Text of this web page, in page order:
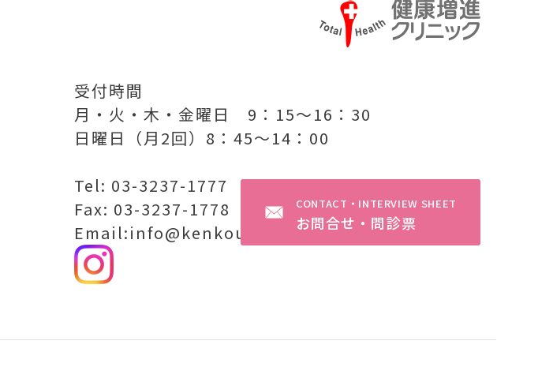
CONTACT・INTERVIEW SHEET
お問合せ・問診票
受付時間
月・火・木・金曜日 9：15〜16：30
日曜日（月2回）8：45〜14：00
Tel: 03-3237-1777
Fax: 03-3237-1778
Email:info@kenkou-zoushin.com